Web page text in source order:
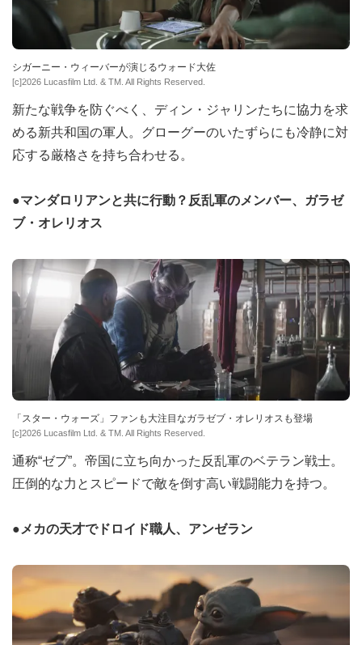
シガーニー・ウィーバーが演じるウォード大佐
[c]2026 Lucasfilm Ltd. & TM. All Rights Reserved.
新たな戦争を防ぐべく、ディン・ジャリンたちに協力を求
める新共和国の軍人。グローグーのいたずらにも冷静に対
応する厳格さを持ち合わせる。
●マンダロリアンと共に行動？反乱軍のメンバー、ガラゼ
ブ・オレリオス
「スター・ウォーズ」ファンも大注目なガラゼブ・オレリオスも登場
[c]2026 Lucasfilm Ltd. & TM. All Rights Reserved.
通称“ゼブ”。帝国に立ち向かった反乱軍のベテラン戦士。
圧倒的な力とスピードで敵を倒す高い戦闘能力を持つ。
●メカの天才でドロイド職人、アンゼラン